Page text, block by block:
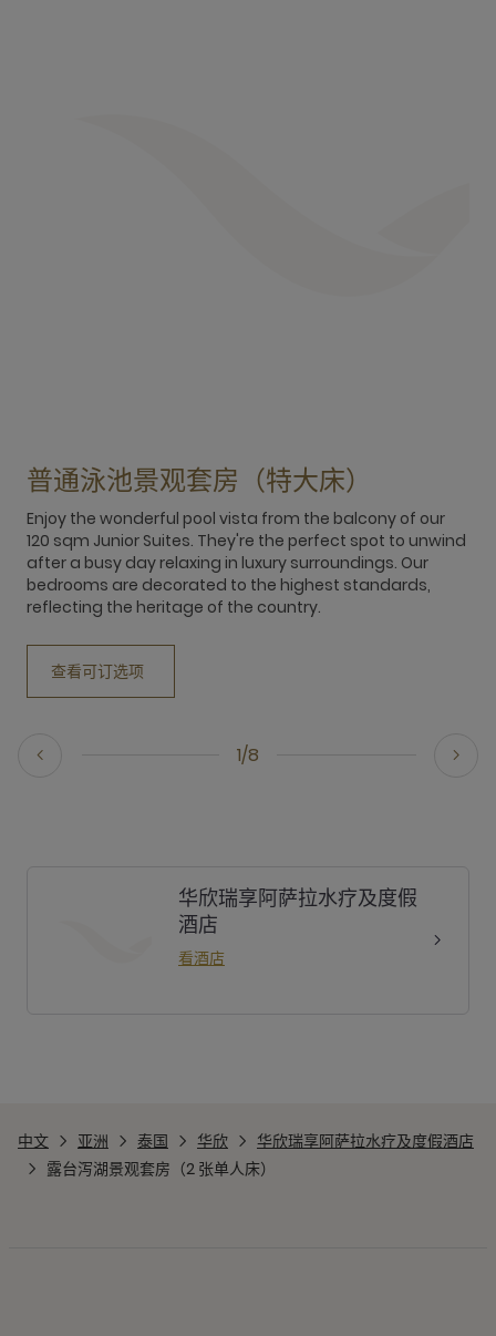
1/8
普通泳池景观套房（特大床）
Enjoy the wonderful pool vista from the balcony of our
120 sqm Junior Suites. They're the perfect spot to unwind
after a busy day relaxing in luxury surroundings. Our
bedrooms are decorated to the highest standards,
reflecting the heritage of the country.
查看可订选项
华欣瑞享阿萨拉水疗及度假
酒店
看酒店
中文 亚洲 泰国 华欣
华欣瑞享阿萨拉水疗及度假酒店
露台泻湖景观套房（2 张单人床）